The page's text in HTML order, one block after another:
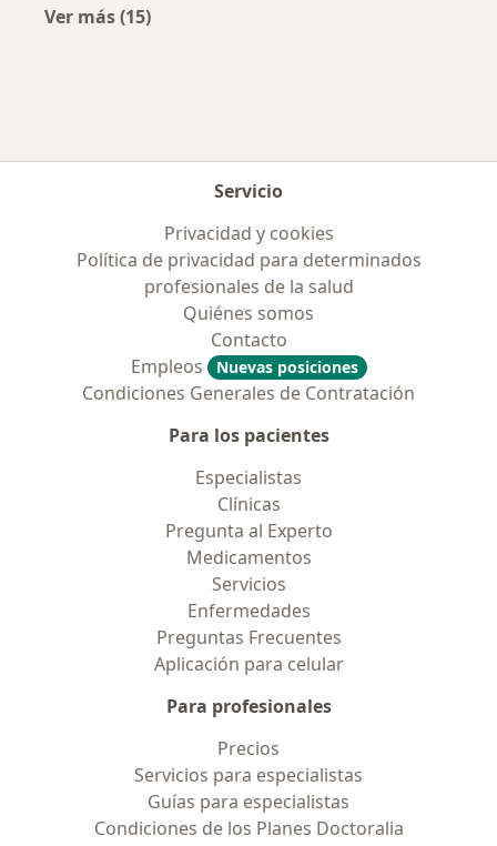
Ver más (15)
Servicio
Privacidad y cookies
Política de privacidad para determinados
profesionales de la salud
Quiénes somos
Contacto
Empleos
Nuevas posiciones
Condiciones Generales de Contratación
Para los pacientes
Especialistas
Clínicas
Pregunta al Experto
Medicamentos
Servicios
Enfermedades
Preguntas Frecuentes
Aplicación para celular
Para profesionales
Precios
Servicios para especialistas
Guías para especialistas
Condiciones de los Planes Doctoralia